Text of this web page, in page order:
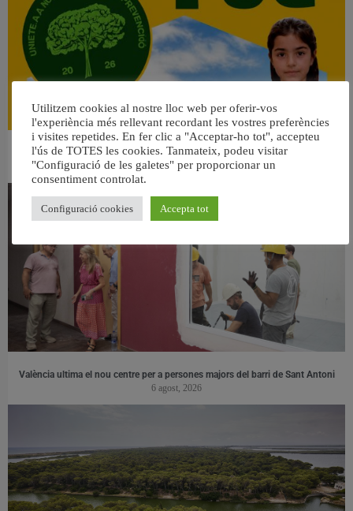
👀 Una mirada atenta puede marcar la diferencia.
31 juliol, 2026
València ultima el nou centre per a persones majors del barri de Sant Antoni
6 agost, 2026
Utilitzem cookies al nostre lloc web per oferir-vos
l'experiència més rellevant recordant les vostres preferències
i visites repetides. En fer clic a "Acceptar-ho tot", accepteu
l'ús de TOTES les cookies. Tanmateix, podeu visitar
"Configuració de les galetes" per proporcionar un
consentiment controlat.
Configuració cookies Accepta tot